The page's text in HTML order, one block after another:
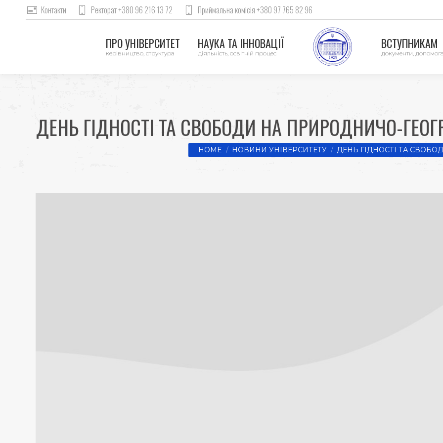
Контакти Ректорат +380 96 216 13 72 Приймальна комісія +380 97 765 82 96
ПРО УНІВЕРСИТЕТ
керівництво, структура
НАУКА ТА ІННОВАЦІЇ
діяльність, освітній процес
ВСТУПНИКАМ
документи,
ДЕНЬ ГІДНОСТІ ТА СВОБОДИ НА ПРИРОДНИЧО-
You are here:
HOME НОВИНИ УНІВЕРСИТЕТУ ДЕНЬ ГІДНОСТІ ТА